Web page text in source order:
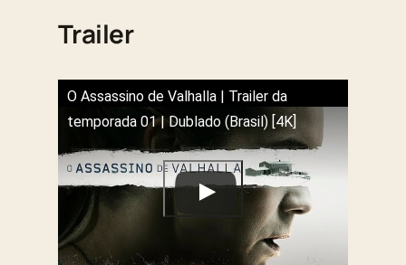
Trailer
O Assassino de Valhalla | Trailer da
temporada 01 | Dublado (Brasil) [4K]